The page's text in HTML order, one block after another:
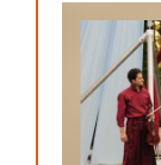
März 2026
Februar 2026
Januar 2026